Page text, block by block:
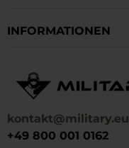
kontakt@military.eu
+49 800 001 0162
INFORMATIONEN